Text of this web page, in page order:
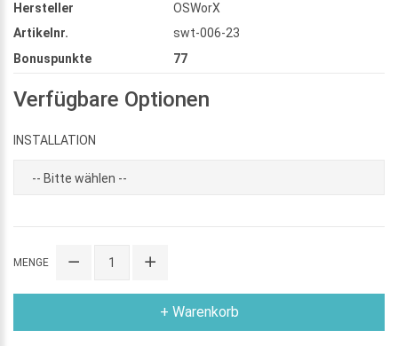
Hersteller
OSWorX
Artikelnr.
swt-006-23
Bonuspunkte
77
Verfügbare Optionen
INSTALLATION
MENGE
+ Warenkorb